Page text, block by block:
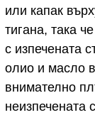
или капак
тигана, така
с изпечената
олио и масло в
внимателно
неизпечената